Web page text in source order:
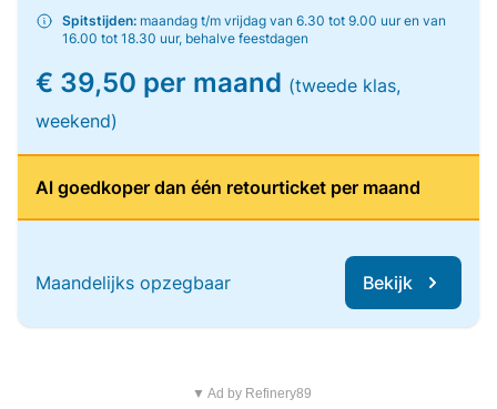
Spitstijden: maandag t/m vrijdag van 6.30 tot 9.00 uur en van
16.00 tot 18.30 uur, behalve feestdagen
€ 39,50 per maand (tweede klas,
weekend)
Al goedkoper dan één retourticket per maand
Maandelijks opzegbaar Bekijk
▼ Ad by Refinery89